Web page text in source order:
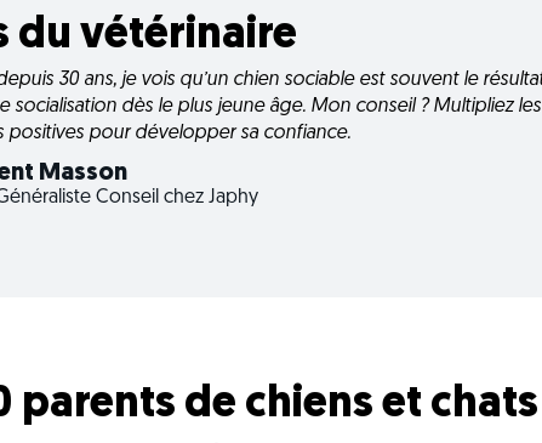
du vétérinaire
30 ans, je vois qu’un chien sociable est souvent le
socialisation dès le plus jeune âge. Mon conseil ? Multipliez les
positives pour développer sa confiance.
Masson
Conseil chez Japhy
parents de chiens et chats